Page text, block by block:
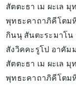
สัตตะธา เม ผะเล
พุทธะคาถาภิคีโตม
กินนุ สันตะระมาโน
สังวิคคะรูโป อาคัม
สัตตะธา เม ผะเล
พุทธะคาถาภิคีโตม